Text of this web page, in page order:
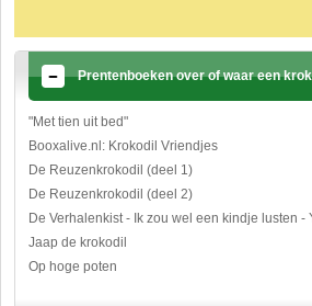
Prentenboeken over of waar een
"Met tien uit bed"
Booxalive.nl: Krokodil Vriendjes
De Reuzenkrokodil (deel 1)
De Reuzenkrokodil (deel 2)
De Verhalenkist - Ik zou wel een kindje lusten -
Jaap de krokodil
Op hoge poten